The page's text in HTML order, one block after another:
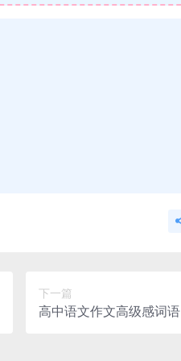
下一篇
高中语文作文高级感词语